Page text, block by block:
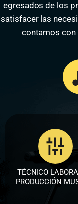
egresados de los
satisfacer las
contamos con
TÉCNICO
PRODUCCIÓN